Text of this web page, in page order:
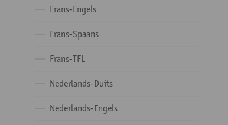
Frans-Engels
Frans-Spaans
Frans-TFL
Nederlands-Duits
Nederlands-Engels